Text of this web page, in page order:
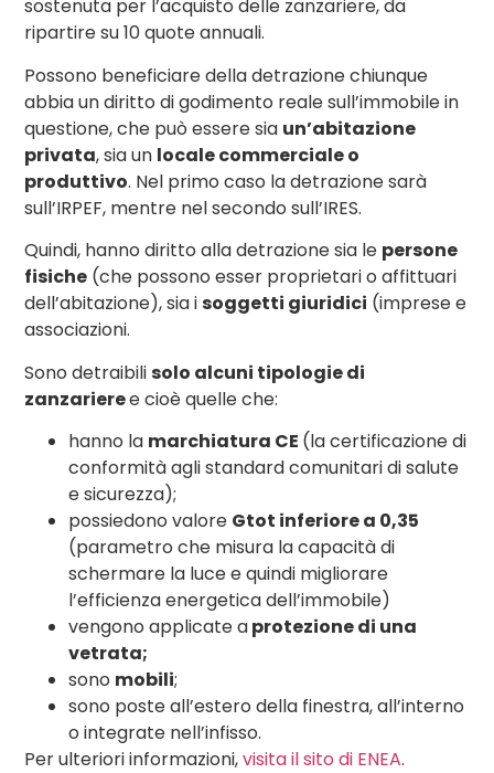
sostenuta per l’acquisto delle zanzariere, da
ripartire su 10 quote annuali.
Possono beneficiare della detrazione chiunque
abbia un diritto di godimento reale sull’immobile in
questione, che può essere sia un’abitazione
privata, sia un locale commerciale o
produttivo. Nel primo caso la detrazione sarà
sull’IRPEF, mentre nel secondo sull’IRES.
Quindi, hanno diritto alla detrazione sia le persone
fisiche (che possono esser proprietari o affittuari
dell’abitazione), sia isoggetti giuridici (imprese e
associazioni.
Sono detraibilisolo alcuni tipologie di
zanzarieree cioè quelle che:
hanno la marchiatura CE (la certificazione di
conformità agli standard comunitari di salute
e sicurezza);
possiedono valore Gtot inferiore a 0,35
(parametro che misura la capacità di
schermare la luce e quindi migliorare
l’efficienza energetica dell’immobile)
vengono applicate aprotezione di una
vetrata;
sono mobili;
sono poste all’estero della finestra, all’interno
o integrate nell’infisso.
Per ulteriori informazioni,visita il sito di ENEA.